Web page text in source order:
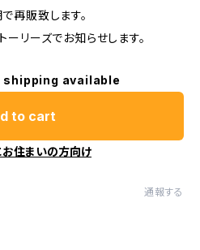
再販致します。
リーズでお知らせします。
available
to cart
住まいの方向け
通報する